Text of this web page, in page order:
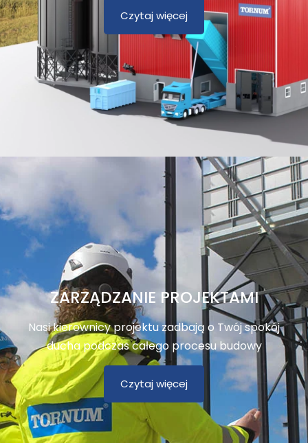
Czytaj więcej
ZARZĄDZANIE PROJEKTAMI
Nasi kierownicy projektu zadbają o Twój spokój
ducha podczas całego procesu budowy
Czytaj więcej